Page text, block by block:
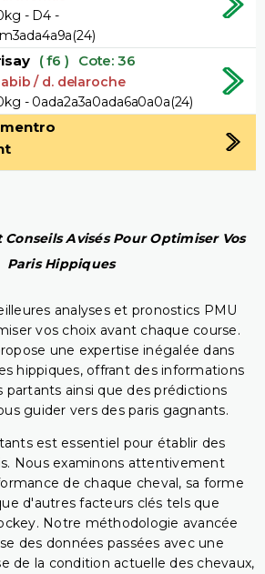
- D4 -
( f6 ) Cote: 36
/ d. delaroche
- 0ada2a3a0ada6a0a0a(24)
Conseils Avisés Pour Optimiser Vos
Paris Hippiques
analyses et pronostics PMU
vos choix avant chaque course.
une expertise inégalée dans
hippiques, offrant des informations
partants ainsi que des prédictions
guider vers des paris gagnants.
est essentiel pour établir des
Nous examinons attentivement
de chaque cheval, sa forme
d'autres facteurs clés tels que
Notre méthodologie avancée
des données passées avec une
de la condition actuelle des chevaux,